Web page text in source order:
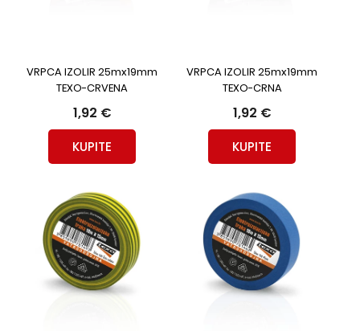
VRPCA IZOLIR 25mx19mm
TEXO-CRVENA
1,92 €
KUPITE
VRPCA IZOLIR 25mx19mm
TEXO-CRNA
1,92 €
KUPITE